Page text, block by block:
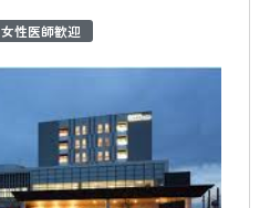
女性医師歓迎